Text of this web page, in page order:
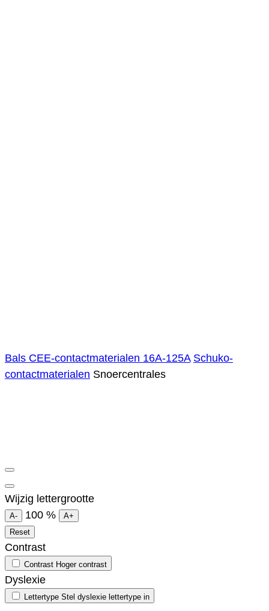
Bals CEE-contactmaterialen 16A-125A Schuko-
contactmaterialen Snoercentrales
Wijzig lettergrootte
A- 100 %
A+
Reset
Contrast
Contrast Hoger contrast
Dyslexie
Lettertype Stel dyslexie lettertype in